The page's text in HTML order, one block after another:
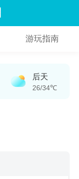
游玩指南
后天
26/34℃